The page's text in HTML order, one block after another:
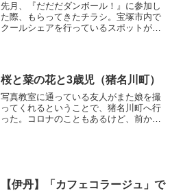
先月、『だだだダンボール！』に参加し
た際、もらってきたチラシ。宝塚市内で
クールシェアを行っているスポットが掲
どいばここぉる」ちょうど夏...
桜と菜の花と3歳児（猪名川町）
写真教室に通っている友人がまた娘を撮
ってくれるということで、猪名川町へ行
った。コロナのこともあるけど、前から
【伊丹】「カフェコラージュ」で